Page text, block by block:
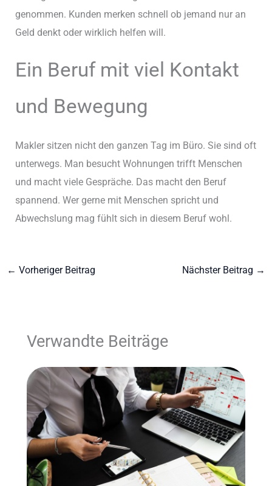
genommen. Kunden merken schnell ob jemand nur an
Geld denkt oder wirklich helfen will.
Ein Beruf mit viel Kontakt
und Bewegung
Makler sitzen nicht den ganzen Tag im Büro. Sie sind oft
unterwegs. Man besucht Wohnungen trifft Menschen
und macht viele Gespräche. Das macht den Beruf
spannend. Wer gerne mit Menschen spricht und
Abwechslung mag fühlt sich in diesem Beruf wohl.
← Vorheriger Beitrag Nächster Beitrag →
Verwandte Beiträge